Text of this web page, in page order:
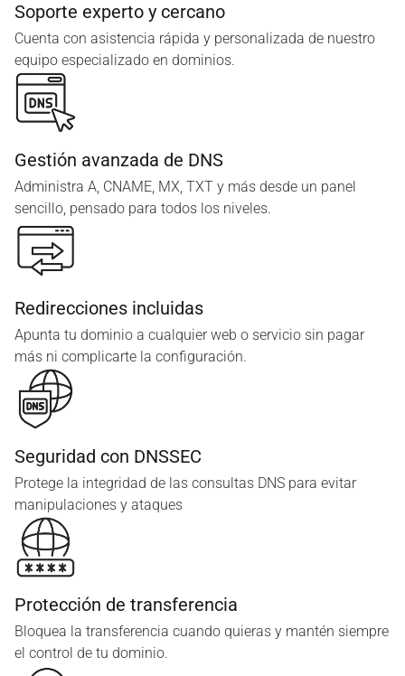
Soporte experto y cercano
Cuenta con asistencia rápida y personalizada de nuestro
equipo especializado en dominios.
Gestión avanzada de DNS
Administra A, CNAME, MX, TXT y más desde un panel
sencillo, pensado para todos los niveles.
Redirecciones incluidas
Apunta tu dominio a cualquier web o servicio sin pagar
más ni complicarte la configuración.
Seguridad con DNSSEC
Protege la integridad de las consultas DNS para evitar
manipulaciones y ataques
Protección de transferencia
Bloquea la transferencia cuando quieras y mantén siempre
el control de tu dominio.